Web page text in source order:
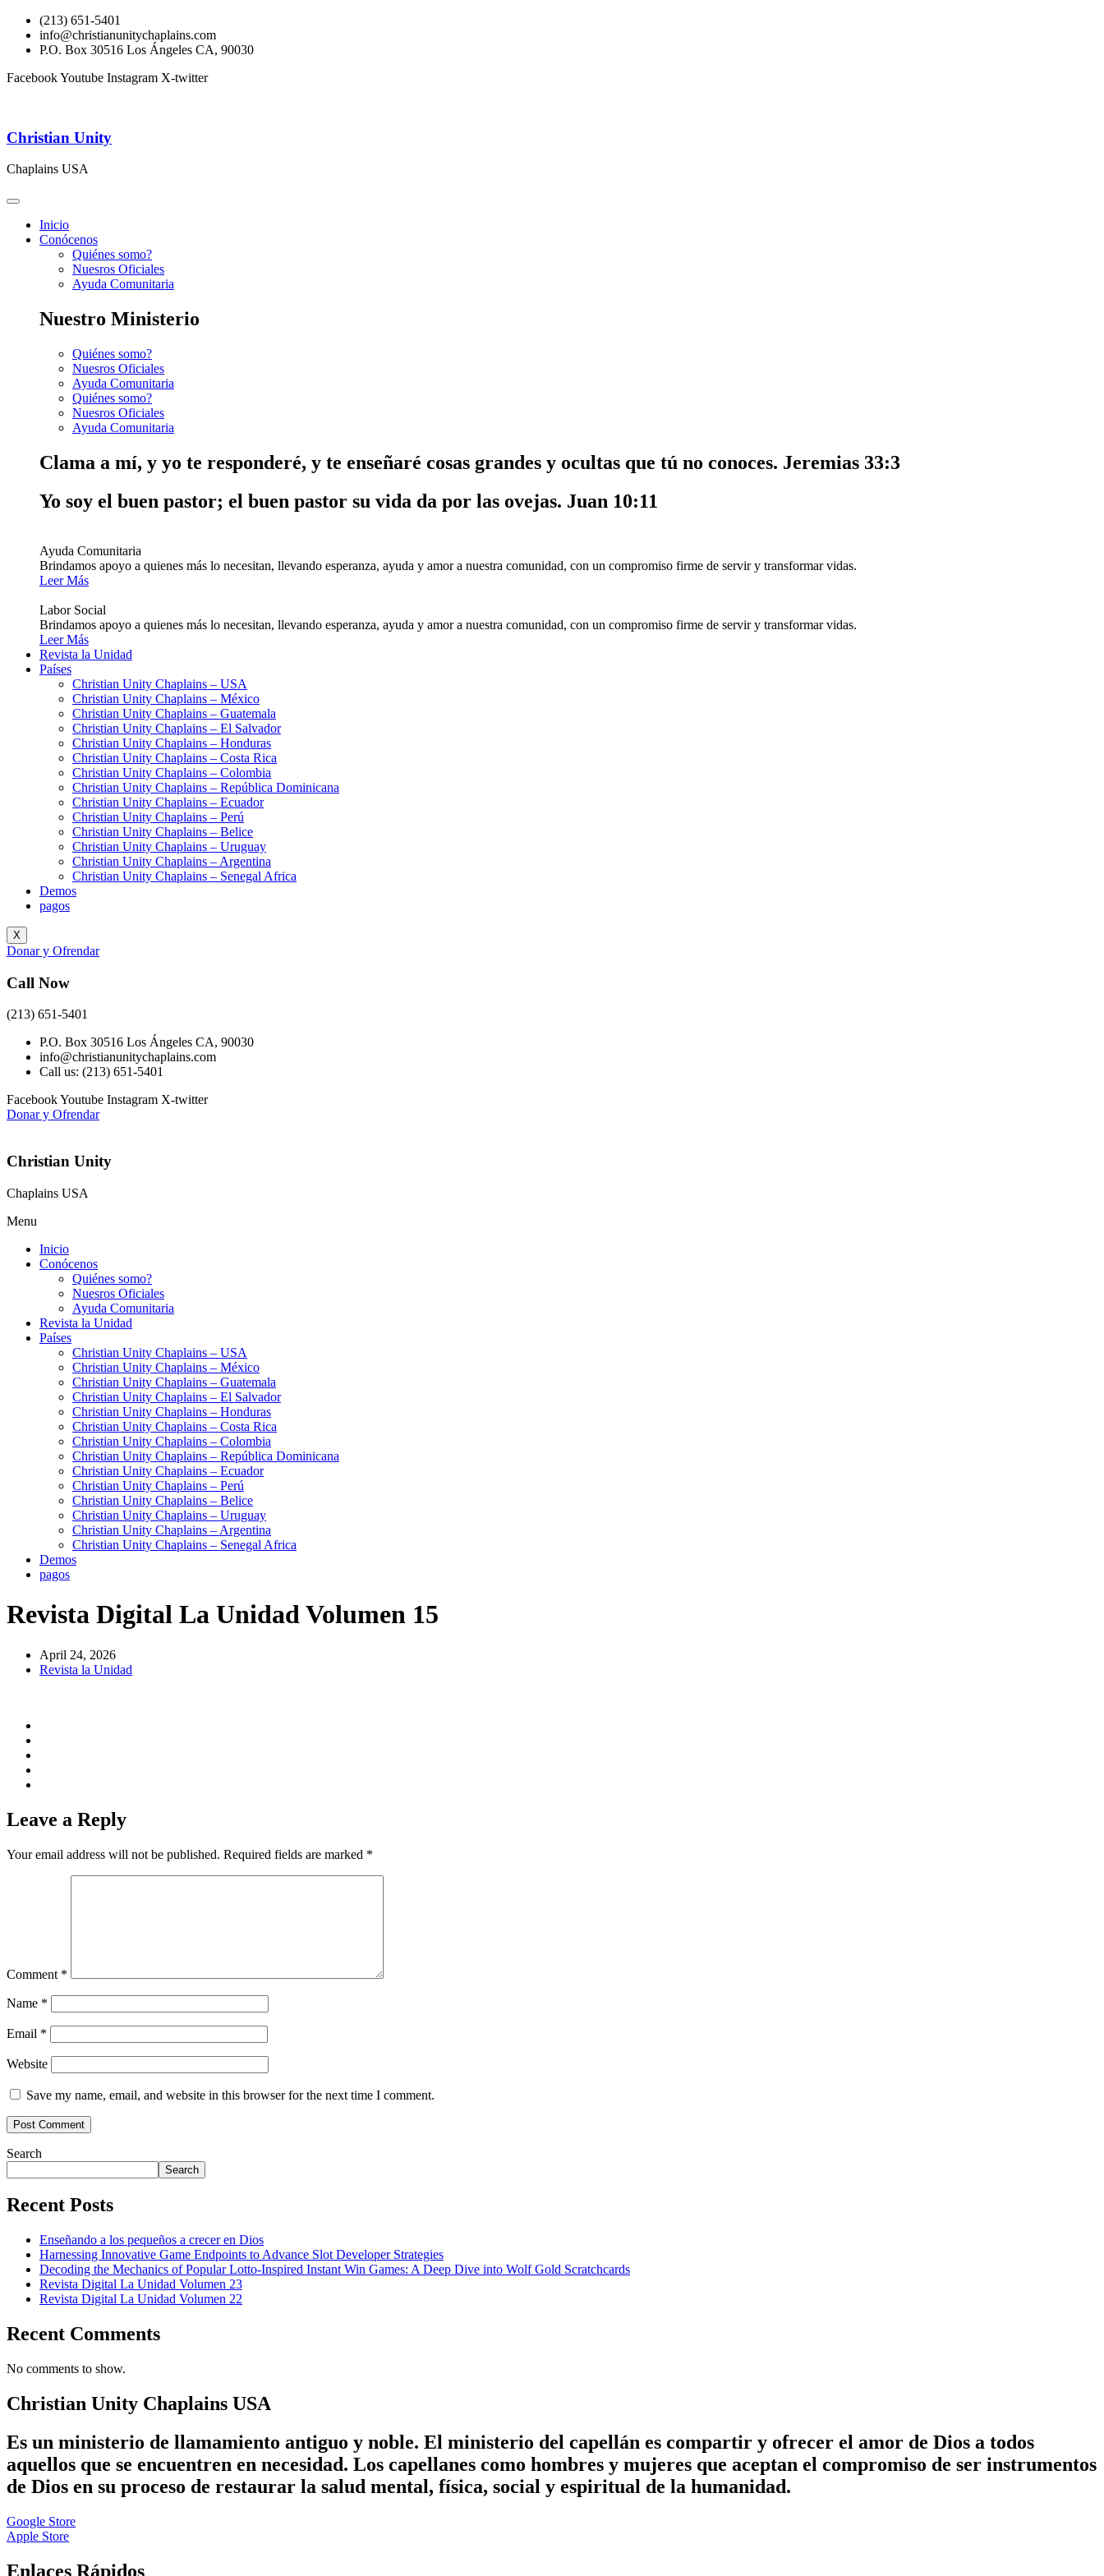
(213) 651-5401
info@christianunitychaplains.com
P.O. Box 30516 Los Ángeles CA, 90030
FacebookYoutube Instagram X-twitter
Christian Unity
Chaplains USA
Inicio
Conócenos
Quiénes somo?
Nuesros Oficiales
Ayuda Comunitaria
Nuestro Ministerio
Quiénes somo?
Nuesros Oficiales
Ayuda Comunitaria
Quiénes somo?
Nuesros Oficiales
Ayuda Comunitaria
Clama a mí, y yo te responderé, y te enseñaré cosas grandes y ocultas que tú no conoces. Jeremias 33:3
Yo soy el buen pastor; el buen pastor su vida da por las ovejas. Juan 10:11
Ayuda Comunitaria
Brindamos apoyo a quienes más lo necesitan, llevando esperanza, ayuda y amor a nuestra comunidad, con un compromiso firme de servir y transformar vidas.
Leer Más
Labor Social
Brindamos apoyo a quienes más lo necesitan, llevando esperanza, ayuda y amor a nuestra comunidad, con un compromiso firme de servir y transformar vidas.
Leer Más
Revista la Unidad
Países
Christian Unity Chaplains – USA
Christian Unity Chaplains – México
Christian Unity Chaplains – Guatemala
Christian Unity Chaplains – El Salvador
Christian Unity Chaplains – Honduras
Christian Unity Chaplains – Costa Rica
Christian Unity Chaplains – Colombia
Christian Unity Chaplains – República Dominicana
Christian Unity Chaplains – Ecuador
Christian Unity Chaplains – Perú
Christian Unity Chaplains – Belice
Christian Unity Chaplains – Uruguay
Christian Unity Chaplains – Argentina
Christian Unity Chaplains – Senegal Africa
Demos
pagos
X
Donar y Ofrendar
Call Now
(213) 651-5401
P.O. Box 30516 Los Ángeles CA, 90030
info@christianunitychaplains.com
Call us: (213) 651-5401
FacebookYoutube Instagram X-twitter
Donar y Ofrendar
Christian Unity
Chaplains USA
Menu
Inicio
Conócenos
Quiénes somo?
Nuesros Oficiales
Ayuda Comunitaria
Revista la Unidad
Países
Christian Unity Chaplains – USA
Christian Unity Chaplains – México
Christian Unity Chaplains – Guatemala
Christian Unity Chaplains – El Salvador
Christian Unity Chaplains – Honduras
Christian Unity Chaplains – Costa Rica
Christian Unity Chaplains – Colombia
Christian Unity Chaplains – República Dominicana
Christian Unity Chaplains – Ecuador
Christian Unity Chaplains – Perú
Christian Unity Chaplains – Belice
Christian Unity Chaplains – Uruguay
Christian Unity Chaplains – Argentina
Christian Unity Chaplains – Senegal Africa
Demos
pagos
Revista Digital La Unidad Volumen 15
April 24, 2026
Revista la Unidad
Leave a Reply
Your email address will not be published. Required fields are marked *
Comment *
Name *
Email *
Website
Save my name, email, and website in this browser for the next time I comment.
Search
Search
Recent Posts
Enseñando a los pequeños a crecer en Dios
Harnessing Innovative Game Endpoints to Advance Slot Developer Strategies
Decoding the Mechanics of Popular Lotto-Inspired Instant Win Games: A Deep Dive into Wolf Gold Scratchcards
Revista Digital La Unidad Volumen 23
Revista Digital La Unidad Volumen 22
Recent Comments
No comments to show.
Christian Unity Chaplains USA
Es un ministerio de llamamiento antiguo y noble. El ministerio del capellán es compartir y ofrecer el amor de Dios a todos
aquellos que se encuentren en necesidad. Los capellanes como hombres y mujeres que aceptan el compromiso de ser instrumentos
de Dios en su proceso de restaurar la salud mental, física, social y espiritual de la humanidad.
Google Store
Apple Store
Enlaces Rápidos